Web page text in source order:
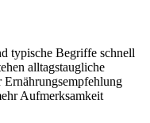
typische Begriffe schnell
alltagstaugliche
Aufmerksamkeit